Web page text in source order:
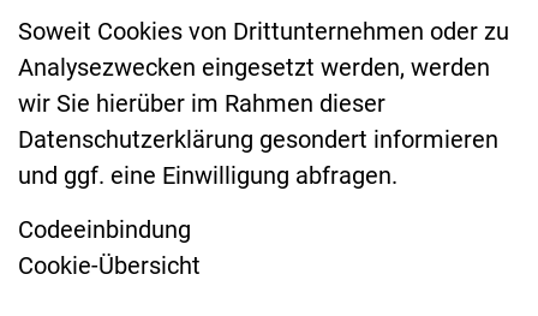
Soweit Cookies von Drittunternehmen oder zu
Analysezwecken eingesetzt werden, werden
wir Sie hierüber im Rahmen dieser
Datenschutzerklärung gesondert informieren
und ggf. eine Einwilligung abfragen.
Codeeinbindung
Cookie-Übersicht